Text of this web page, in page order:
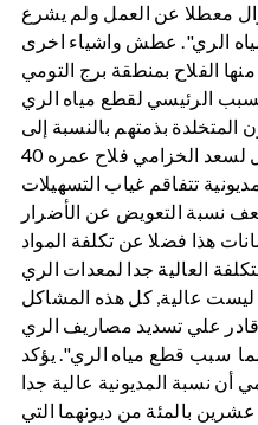
معطلا عن العمل ولم يشرع
الري". عطش واشياء اخرى
الفلاح بمنطقة برج التومي
الرئيسي لقطع مياه الري
المتخلدة بذمتهم بالنسبة إلى
مياه الري وفي هذا السياق يقول لسعد الخزامي فلاح عمره 40
تتفاقم غياب التسهيلات
نسبة التعويض عن الأضرار
هذا فضلا عن تكلفة المواد
العالية جدا لمعدات الري
عالية, كل هذه المشاكل
قادر علي تسديد مصاريف الري
سبب قطع مياه الري". يؤكد
أن نسبة المديونية عالية جدا
بالمئة من ديونهما التي